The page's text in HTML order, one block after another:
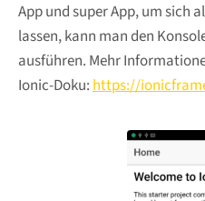
App und super App, um sich
lassen, kann man den
ausführen. Mehr
Ionic-Doku:https://